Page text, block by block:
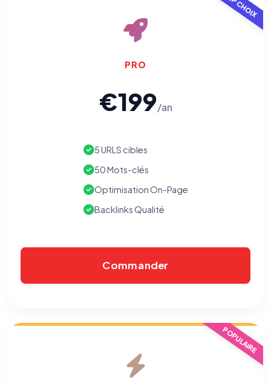
PRO
€199/an
5 URLS cibles
50 Mots-clés
Optimisation On-Page
Backlinks Qualité
Commander
POPULAIRE
Nécessaires au fonctionnement du site : session, sécurité,
mémorisation de vos choix de consentement. Ils ne